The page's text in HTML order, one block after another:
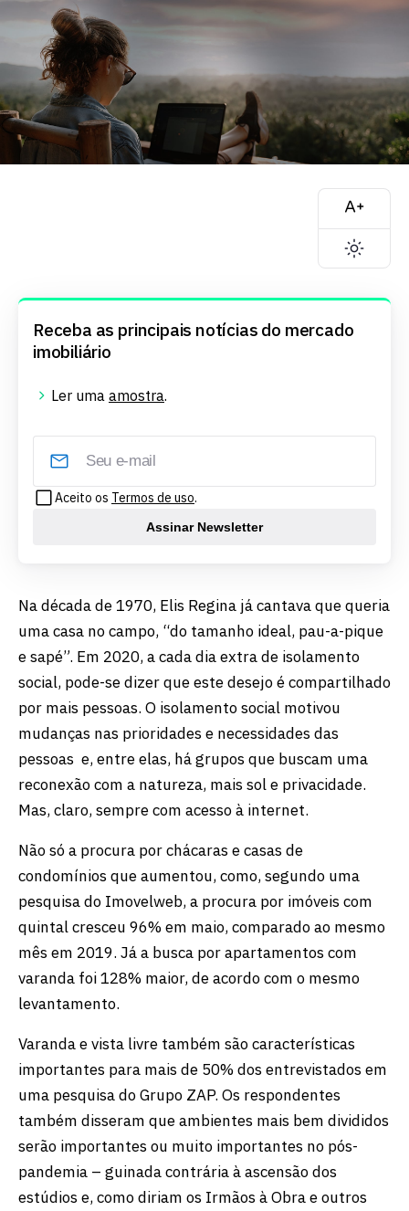
Receba as principais notícias do mercado
imobiliário
Ler uma amostra.
Aceito os Termos de uso.
Assinar Newsletter
Na década de 1970, Elis Regina já cantava que queria
uma casa no campo, “do tamanho ideal, pau-a-pique
e sapé”. Em 2020, a cada dia extra de isolamento
social, pode-se dizer que este desejo é compartilhado
por mais pessoas. O isolamento social motivou
mudanças nas prioridades e necessidades das
pessoas e, entre elas, há grupos que buscam uma
reconexão com a natureza, mais sol e privacidade.
Mas, claro, sempre com acesso à internet.
Não só a procura por chácaras e casas de
condomínios que aumentou, como, segundo uma
pesquisa do Imovelweb, a procura por imóveis com
quintal cresceu 96% em maio, comparado ao mesmo
mês em 2019. Já a busca por apartamentos com
varanda foi 128% maior, de acordo com o mesmo
levantamento.
Varanda e vista livre também são características
importantes para mais de 50% dos entrevistados em
uma pesquisa do Grupo ZAP. Os respondentes
também disseram que ambientes mais bem divididos
serão importantes ou muito importantes no pós-
pandemia – guinada contrária à ascensão dos
estúdios e, como diriam os Irmãos à Obra e outros